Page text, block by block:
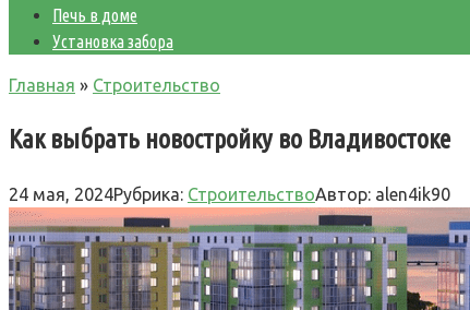
Печь в доме
Установка забора
Главная » Строительство
Как выбрать новостройку во Владивостоке
24 мая, 2024Рубрика: СтроительствоАвтор: alen4ik90